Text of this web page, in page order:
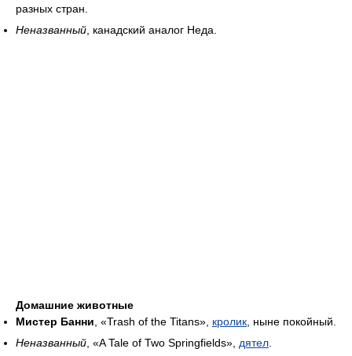
разных стран.
Неназванный , канадский аналог Неда.
Домашние животные
Мистер Банни , «Trash of the Titans», кролик , ныне покойный.
Неназванный , «A Tale of Two Springfields», дятел